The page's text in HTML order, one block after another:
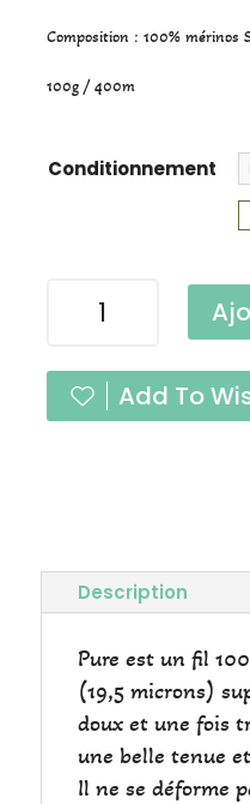
Composition : 100% mérinos
100g / 400m
Conditionnement
Dune
Fingering
Add To
Description
Pure est un fil
(19,5 microns)
doux et une fois
une belle tenue
Il ne se déforme